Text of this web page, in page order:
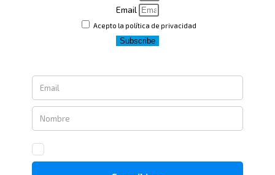
Email
Acepto la política de privacidad
Subscribe